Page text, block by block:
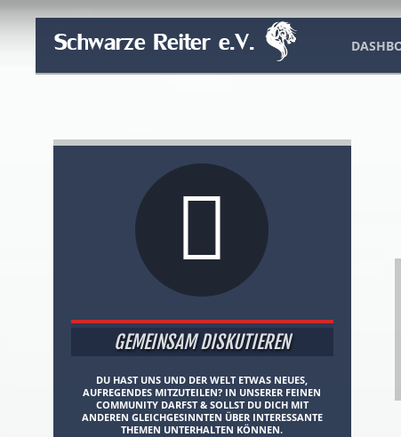
GEMEINSAM DISKUTIEREN
DU HAST UNS UND DER WELT ETWAS NEUES,
AUFREGENDES MITZUTEILEN? IN UNSERER FEINEN
COMMUNITY DARFST & SOLLST DU DICH MIT
ANDEREN GLEICHGESINNTEN ÜBER INTERESSANTE
THEMEN UNTERHALTEN KÖNNEN.